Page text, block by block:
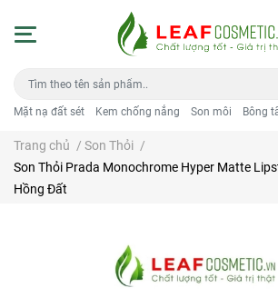
Mặt nạ đất sét Kem chống nắng Son môi Bông
Trang chủ / Son Thỏi /
Son Thỏi Prada Monochrome Hyper Matte
Hồng Đất